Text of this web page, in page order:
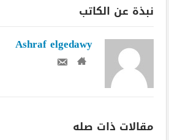
نبذة عن الكاتب
Ashraf elgedawy
مقالات ذات صله